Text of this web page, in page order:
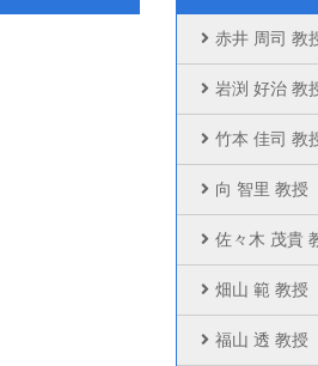
赤井 周司 教
岩渕 好治 教
竹本 佳司 教
向 智里 教授
佐々木 茂貴
畑山 範 教授
福山 透 教授